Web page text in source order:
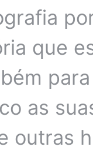
que
as
outras